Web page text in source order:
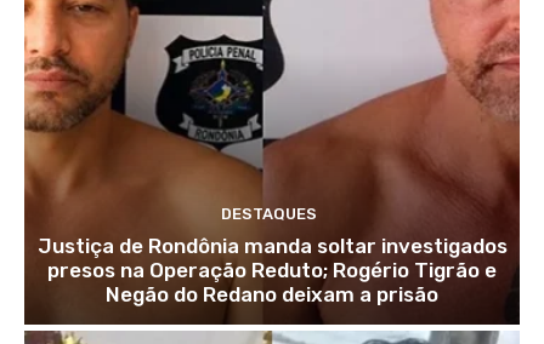
DESTAQUES
Justiça de Rondônia manda soltar investigados
presos na Operação Reduto; Rogério Tigrão e
Negão do Redano deixam a prisão